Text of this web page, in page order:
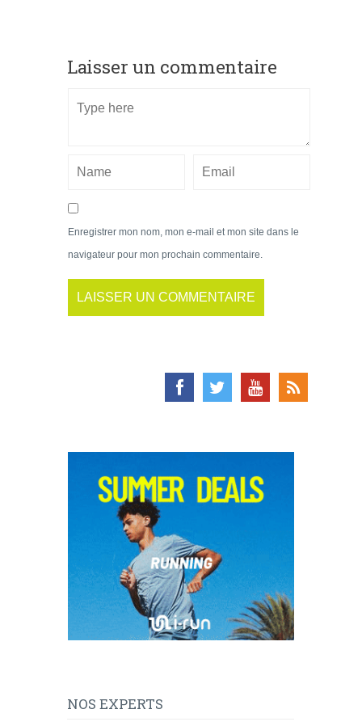
Laisser un commentaire
Enregistrer mon nom, mon e-mail et mon site dans le
navigateur pour mon prochain commentaire.
NOS EXPERTS